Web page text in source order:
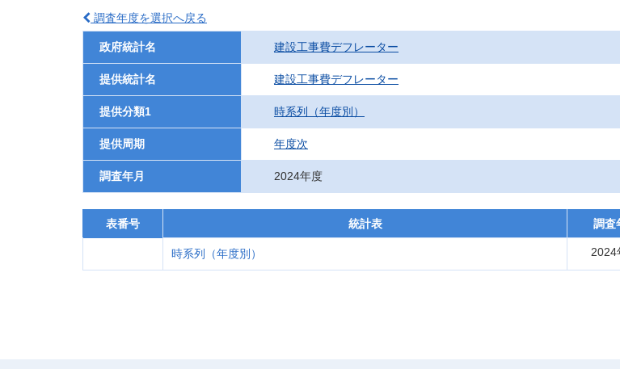
調査年度を選択へ戻る
政府統計名 建設工事費デフレーター
提供統計名 建設工事費デフレーター
提供分類1 時系列（年度別）
提供周期 年度次
調査年月 2024年度
表番号 統計表 調査
時系列（年度別） 2024